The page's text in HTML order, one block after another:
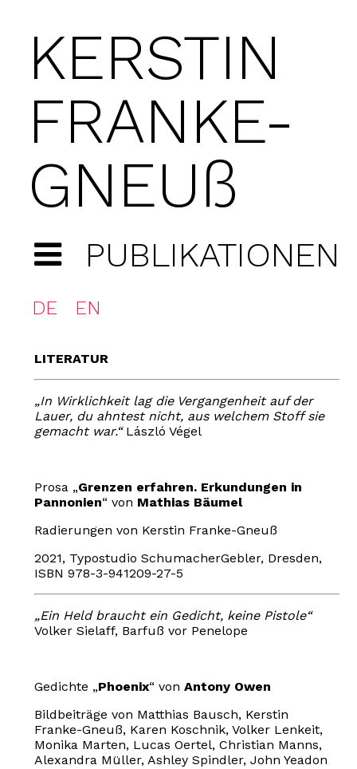
KERSTIN
FRANKE-
GNEUß
PUBLIKATIONEN
DE EN
LITERATUR
„In Wirklichkeit lag die Vergangenheit auf der
Lauer, du ahntest nicht, aus welchem Stoff sie
gemacht war.“ László Végel
Prosa „Grenzen erfahren. Erkundungen in
Pannonien“ von Mathias Bäumel
Radierungen von Kerstin Franke-Gneuß
2021, Typostudio SchumacherGebler, Dresden,
ISBN 978-3-941209-27-5
„Ein Held braucht ein Gedicht, keine Pistole“
Volker Sielaff, Barfuß vor Penelope
Gedichte „Phoenix“ von Antony Owen
Bildbeiträge von Matthias Bausch, Kerstin
Franke-Gneuß, Karen Koschnik, Volker Lenkeit,
Monika Marten, Lucas Oertel, Christian Manns,
Alexandra Müller, Ashley Spindler, John Yeadon